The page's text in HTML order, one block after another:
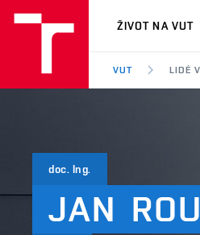
VUT
ŽIVOT NA VUT
VUT LIDÉ
doc. Ing.
JAN